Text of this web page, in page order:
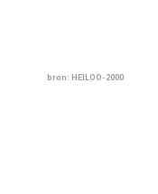
bron: HEILOO-2000